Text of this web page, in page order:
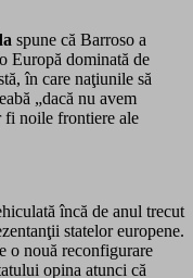
spune că Barroso a
Europă dominată de
în care naţiunile să
„dacă nu avem
fi noile frontiere ale
încă de anul trecut
statelor europene.
o nouă reconfigurare
opina atunci că